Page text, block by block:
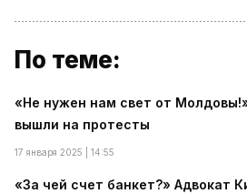
По теме:
«Не нужен нам свет от
вышли на протесты
17 января 2025 | 14:55
«За чей счет банкет?» Адвокат